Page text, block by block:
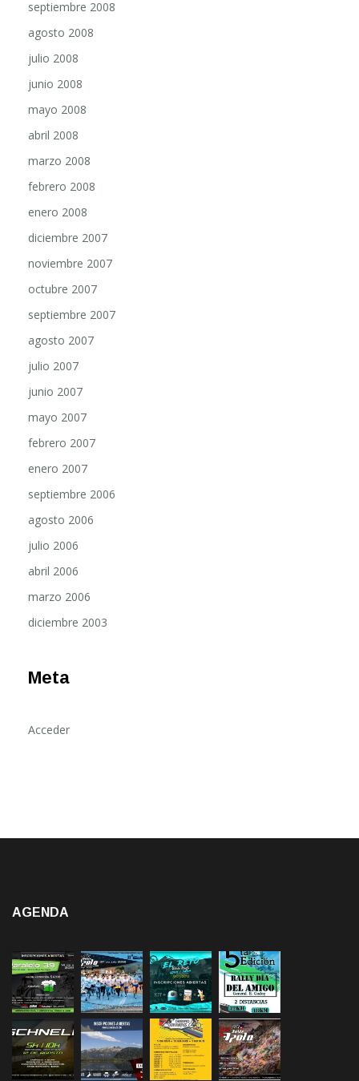
agosto 2008
julio 2008
junio 2008
mayo 2008
abril 2008
marzo 2008
febrero 2008
enero 2008
diciembre 2007
noviembre 2007
octubre 2007
septiembre 2007
agosto 2007
julio 2007
junio 2007
mayo 2007
febrero 2007
enero 2007
septiembre 2006
agosto 2006
julio 2006
abril 2006
marzo 2006
diciembre 2003